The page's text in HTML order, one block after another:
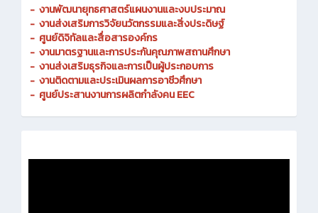
- งานพัฒนายุทธศาสตร์แผนงานและงบประมาณ
- งานส่งเสริมการวิจัยนวัตกรรมและสิ่งประดิษฐ์
- ศูนย์ดิจิทัลและสื่อสารองค์กร
- งานมาตรฐานและการประกันคุณภาพสถานศึกษา
- งานส่งเสริมธุรกิจและการเป็นผู้ประกอบการ
- งานติดตามและประเมินผลการอาชีวศึกษา
- ศูนย์ประสานงานการผลิตกำลังคน EEC